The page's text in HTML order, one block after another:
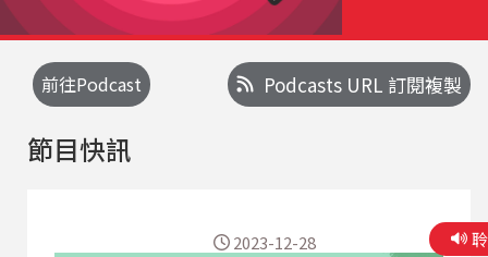
前往Podcast Podcasts URL 訂閱複製
節目快訊
2023-12-28